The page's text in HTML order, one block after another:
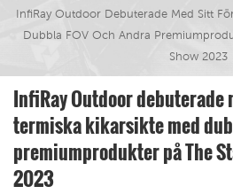
InfiRay Outdoor Debuterade Med Sitt
Dubbla FOV Och Andra
Show 2023
InfiRay Outdoor
termiska kikarsikte med
premiumprodukter på The
2023